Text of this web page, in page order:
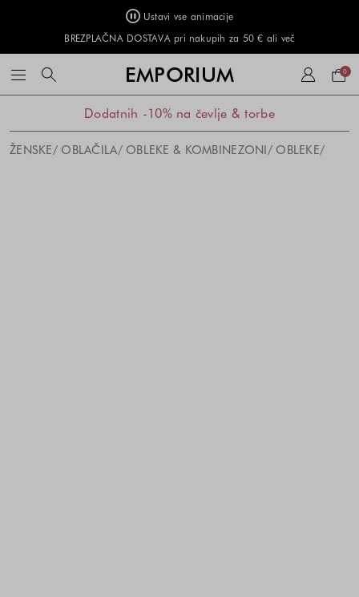
Ustavi vse animacije
BREZPLAČNA DOSTAVA pri nakupih za 50 € ali več
EMPORIUM 0
Dodatnih -10% na čevlje & torbe
ŽENSKE OBLAČILA OBLEKE & KOMBINEZONI OBLEKE